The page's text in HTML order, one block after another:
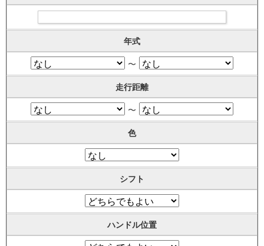
年式
〜
走行距離
〜
色
シフト
ハンドル位置